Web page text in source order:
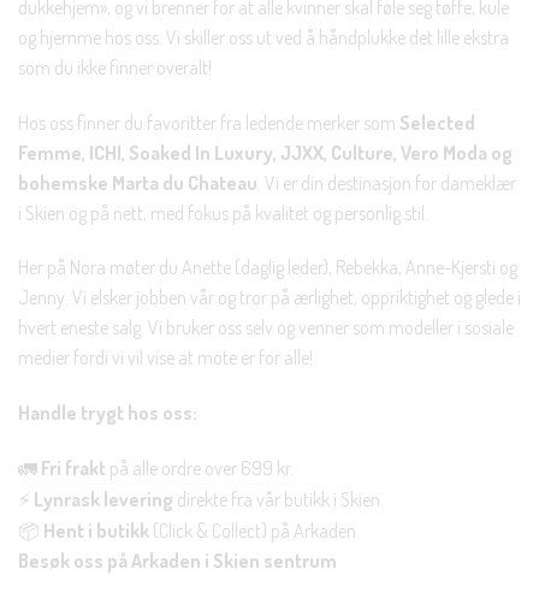
dukkehjem», og vi brenner for at alle kvinner skal føle seg tøffe, kule
og hjemme hos oss. Vi skiller oss ut ved å håndplukke det lille ekstra
som du ikke finner overalt!
Hos oss finner du favoritter fra ledende merker som Selected
Femme, ICHI, Soaked In Luxury, JJXX, Culture, Vero Moda og
bohemske Marta du Chateau . Vi er din destinasjon for dameklær
i Skien og på nett, med fokus på kvalitet og personlig stil.
Her på Nora møter du Anette (daglig leder), Rebekka, Anne-Kjersti og
Jenny. Vi elsker jobben vår og tror på ærlighet, oppriktighet og glede i
hvert eneste salg. Vi bruker oss selv og venner som modeller i sosiale
medier fordi vi vil vise at mote er for alle!
Handle trygt hos oss:
🚛 Fri frakt på alle ordre over 699 kr.
⚡ Lynrask levering direkte fra vår butikk i Skien.
📦 Hent i butikk (Click & Collect) på Arkaden.
Besøk oss på Arkaden i Skien sentrum